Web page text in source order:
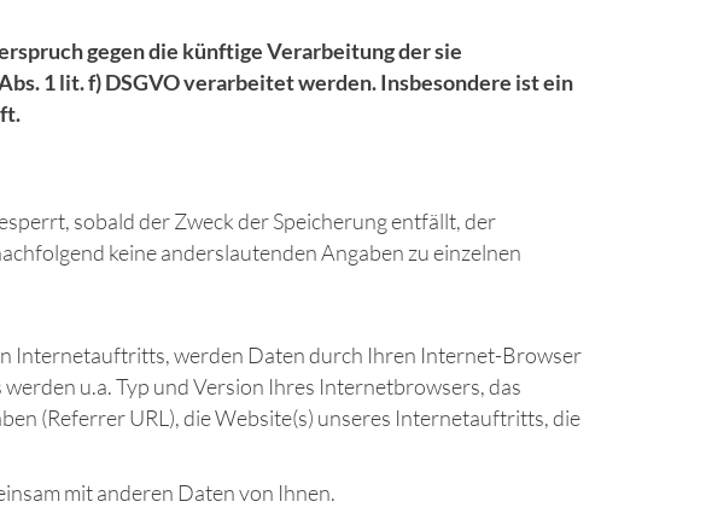
gegen die künftige Verarbeitung der sie
1 lit. f) DSGVO verarbeitet werden. Insbesondere ist ein
sobald der Zweck der Speicherung entfällt, der
keine anderslautenden Angaben zu einzelnen
Internetauftritts, werden Daten durch Ihren Internet-Browser
u.a. Typ und Version Ihres Internetbrowsers, das
(Referrer URL), die Website(s) unseres Internetauftritts, die
mit anderen Daten von Ihnen.